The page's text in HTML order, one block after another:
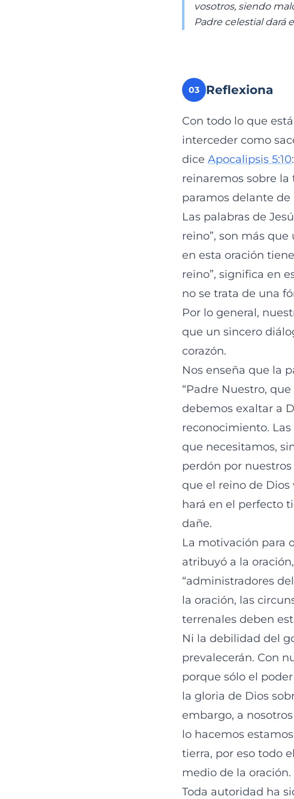
vosotros, siendo
Padre celestial dará
03 Reflexiona
Con todo lo que
interceder como
dice Apocalipsis 5:10
reinaremos sobre la
paramos delante
Las palabras de
reino”, son más
en esta oración
reino”, significa en
no se trata de una
Por lo general,
que un sincero
corazón.
Nos enseña que la
“Padre Nuestro,
debemos exaltar a
reconocimiento.
que necesitamos,
perdón por nuestros
que el reino de
hará en el perfecto
dañe.
La motivación para
atribuyó a la
“administradores
la oración, las
terrenales deben
Ni la debilidad del
prevalecerán. Con
porque sólo el
la gloria de Dios
embargo, a
lo hacemos
tierra, por eso todo
medio de la oración.
Toda autoridad ha